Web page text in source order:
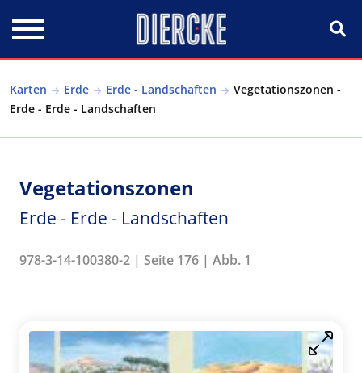
Karten Erde Erde - Landschaften
Vegetationszonen -
Erde - Erde - Landschaften
Vegetationszonen
Erde - Erde - Landschaften
978-3-14-100380-2 | Seite 176 | Abb. 1